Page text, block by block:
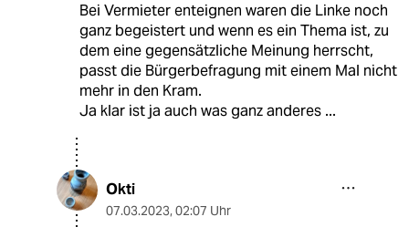
Bei Vermieter enteignen waren die Linke noch
ganz begeistert und wenn es ein Thema ist, zu
dem eine gegensätzliche Meinung herrscht,
passt die Bürgerbefragung mit einem Mal nicht
mehr in den Kram.
Ja klar ist ja auch was ganz anderes ...
Okti
07.03.2023, 02:07 Uhr